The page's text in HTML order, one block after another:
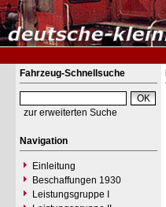
Fahrzeug-Schnellsuche
zur erweiterten Suche
Navigation
Einleitung
Beschaffungen 1930
Leistungsgruppe I